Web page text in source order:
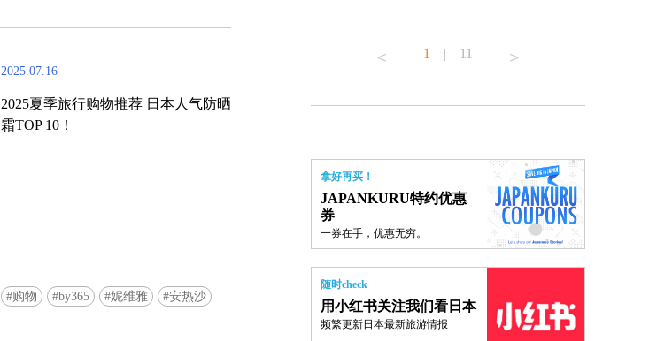
2025.07.16
2025夏季旅行购物推荐 日本人气防晒
霜TOP 10！
购物 by365 妮维雅 安热沙
>> Find out more at Japankuru.com! (link in bio)
#japankuru #teamlab #teamlabbiovortex #kyoto
#kyototrip #japantravel #artnews
#japantrip #카피바라 #애니터치 #아이와가볼
#anitouchtokyodome
1 | 11
拿好再买！
JAPANKURU特约优惠
券
一券在手，优惠无穷。
随时check
用小红书关注我们看日本
频繁更新日本最新旅游情报